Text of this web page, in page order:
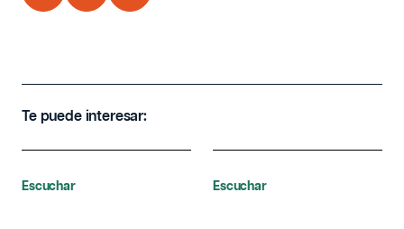
Te puede interesar:
Escuchar Escuchar